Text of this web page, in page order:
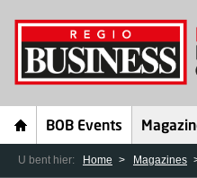
BOB Events
U bent hier: Home Magazines